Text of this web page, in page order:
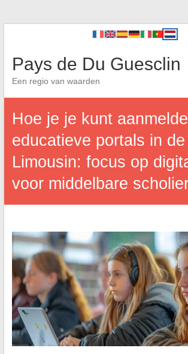
Pays de Du Guesclin
Een regio van waarden
Hoe je je kunt
educatieve portals in
Limousin: focus op
voor middelbare